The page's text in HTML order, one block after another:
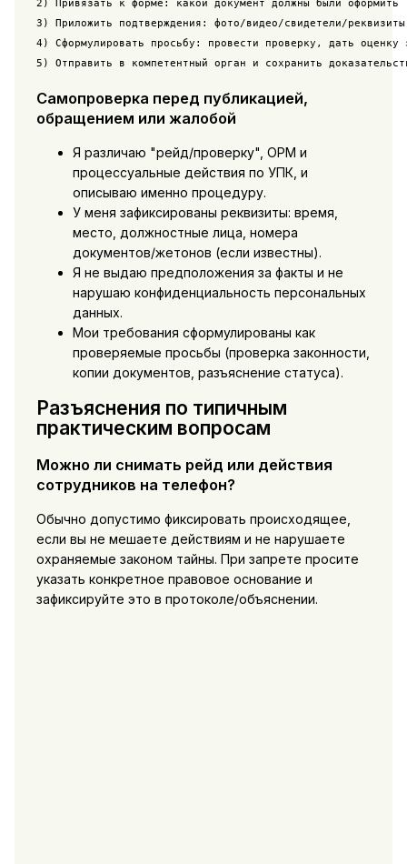
2) Привязать к форме: какой документ должны были оформить
3) Приложить подтверждения: фото/видео/свидетели/
4) Сформулировать просьбу: провести проверку, дать оценку
5) Отправить в компетентный орган и сохранить
Самопроверка перед публикацией,
обращением или жалобой
Я различаю "рейд/проверку", ОРМ и
процессуальные действия по УПК, и
описываю именно процедуру.
У меня зафиксированы реквизиты: время,
место, должностные лица, номера
документов/жетонов (если известны).
Я не выдаю предположения за факты и не
нарушаю конфиденциальность персональных
данных.
Мои требования сформулированы как
проверяемые просьбы (проверка законности,
копии документов, разъяснение статуса).
Разъяснения по типичным
практическим вопросам
Можно ли снимать рейд или действия
сотрудников на телефон?
Обычно допустимо фиксировать происходящее,
если вы не мешаете действиям и не нарушаете
охраняемые законом тайны. При запрете просите
указать конкретное правовое основание и
зафиксируйте это в протоколе/объяснении.